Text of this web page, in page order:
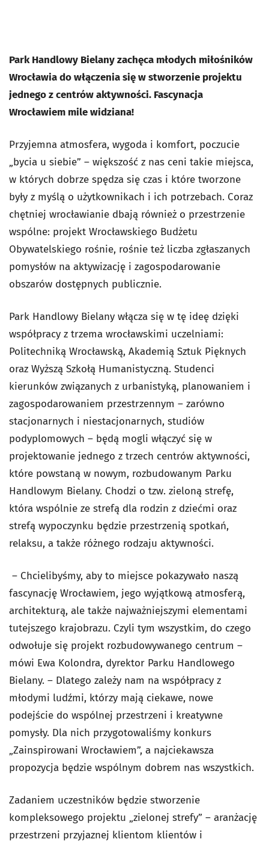
Park Handlowy Bielany zachęca młodych miłośników
Wrocławia do włączenia się w stworzenie projektu
jednego z centrów aktywności. Fascynacja
Wrocławiem mile widziana!
Przyjemna atmosfera, wygoda i komfort, poczucie
„bycia u siebie” – większość z nas ceni takie miejsca,
w których dobrze spędza się czas i które tworzone
były z myślą o użytkownikach i ich potrzebach. Coraz
chętniej wrocławianie dbają również o przestrzenie
wspólne: projekt Wrocławskiego Budżetu
Obywatelskiego rośnie, rośnie też liczba zgłaszanych
pomysłów na aktywizację i zagospodarowanie
obszarów dostępnych publicznie.
Park Handlowy Bielany włącza się w tę ideę dzięki
współpracy z trzema wrocławskimi uczelniami:
Politechniką Wrocławską, Akademią Sztuk Pięknych
oraz Wyższą Szkołą Humanistyczną. Studenci
kierunków związanych z urbanistyką, planowaniem i
zagospodarowaniem przestrzennym – zarówno
stacjonarnych i niestacjonarnych, studiów
podyplomowych – będą mogli włączyć się w
projektowanie jednego z trzech centrów aktywności,
które powstaną w nowym, rozbudowanym Parku
Handlowym Bielany. Chodzi o tzw. zieloną strefę,
która wspólnie ze strefą dla rodzin z dziećmi oraz
strefą wypoczynku będzie przestrzenią spotkań,
relaksu, a także różnego rodzaju aktywności.
– Chcielibyśmy, aby to miejsce pokazywało naszą
fascynację Wrocławiem, jego wyjątkową atmosferą,
architekturą, ale także najważniejszymi elementami
tutejszego krajobrazu. Czyli tym wszystkim, do czego
odwołuje się projekt rozbudowywanego centrum –
mówi Ewa Kolondra, dyrektor Parku Handlowego
Bielany. – Dlatego zależy nam na współpracy z
młodymi ludźmi, którzy mają ciekawe, nowe
podejście do wspólnej przestrzeni i kreatywne
pomysły. Dla nich przygotowaliśmy konkurs
„Zainspirowani Wrocławiem”, a najciekawsza
propozycja będzie wspólnym dobrem nas wszystkich.
Zadaniem uczestników będzie stworzenie
kompleksowego projektu „zielonej strefy” – aranżację
przestrzeni przyjaznej klientom klientów i